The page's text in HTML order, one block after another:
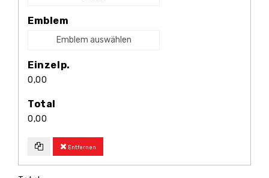
Emblem
Emblem auswählen
Einzelp.
0,00
Total
0,00
Entfernen